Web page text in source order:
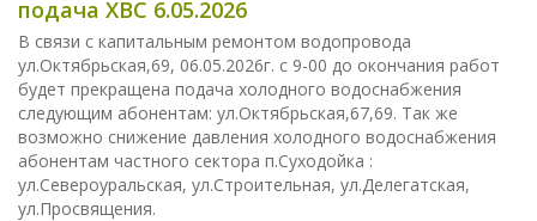
подача ХВС 6.05.2026
В связи с капитальным ремонтом водопровода
ул.Октябрьская,69, 06.05.2026г. с 9-00 до окончания работ
будет прекращена подача холодного водоснабжения
следующим абонентам: ул.Октябрьская,67,69. Так же
возможно снижение давления холодного водоснабжения
абонентам частного сектора п.Суходойка :
ул.Североуральская, ул.Строительная, ул.Делегатская,
ул.Просвящения.